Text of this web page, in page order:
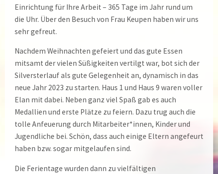
Einrichtung für Ihre Arbeit – 365 Tage im Jahr rund um
die Uhr. Über den Besuch von Frau Keupen haben wir uns
sehr gefreut.
Nachdem Weihnachten gefeiert und das gute Essen
mitsamt der vielen Süßigkeiten vertilgt war, bot sich der
Silversterlauf als gute Gelegenheit an, dynamisch in das
neue Jahr 2023 zu starten. Haus 1 und Haus 9 waren voller
Elan mit dabei. Neben ganz viel Spaß gab es auch
Medallien und erste Plätze zu feiern. Dazu trug auch die
tolle Anfeuerung durch Mitarbeiter*innen, Kinder und
Jugendliche bei. Schön, dass auch einige Eltern angefeurt
haben bzw. sogar mitgelaufen sind.
Die Ferientage wurden dann zu vielfältigen